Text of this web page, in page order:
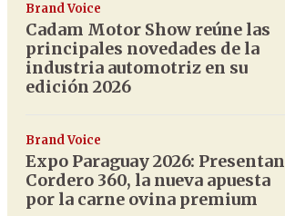
Brand Voice
Cadam Motor Show reúne las
principales novedades de la
industria automotriz en su
edición 2026
Brand Voice
Expo Paraguay 2026: Presentan
Cordero 360, la nueva apuesta
por la carne ovina premium